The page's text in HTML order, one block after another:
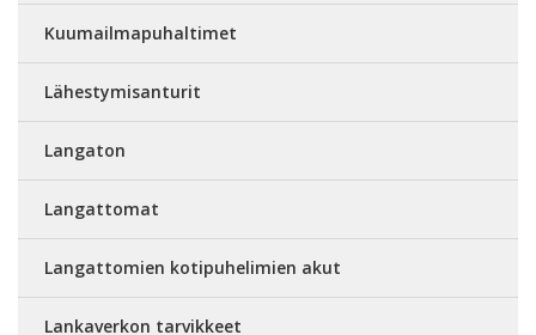
Kuumailmapuhaltimet
Lähestymisanturit
Langaton
Langattomat
Langattomien kotipuhelimien akut
Lankaverkon tarvikkeet